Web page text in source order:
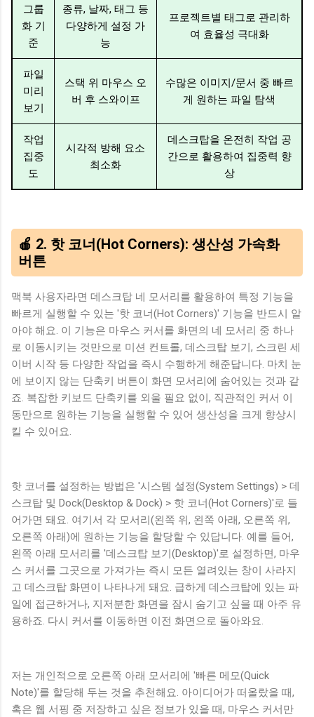
그룹
화 기
준
종류, 날짜, 태그 등
다양하게 설정 가
능
프로젝트별 태그로 관리하
여 효율성 극대화
파일
미리
보기
스택 위 마우스 오
버 후 스와이프
수많은 이미지/문서 중 빠르
게 원하는 파일 탐색
작업
집중
도
시각적 방해 요소
최소화
데스크탑을 온전히 작업 공
간으로 활용하여 집중력 향
상
🍎 2. 핫 코너(Hot Corners): 생산성 가속화
버튼
맥북 사용자라면 데스크탑 네 모서리를 활용하여 특정 기능을
빠르게 실행할 수 있는 '핫 코너(Hot Corners)' 기능을 반드시 알
아야 해요. 이 기능은 마우스 커서를 화면의 네 모서리 중 하나
로 이동시키는 것만으로 미션 컨트롤, 데스크탑 보기, 스크린 세
이버 시작 등 다양한 작업을 즉시 수행하게 해준답니다. 마치 눈
에 보이지 않는 단축키 버튼이 화면 모서리에 숨어있는 것과 같
죠. 복잡한 키보드 단축키를 외울 필요 없이, 직관적인 커서 이
동만으로 원하는 기능을 실행할 수 있어 생산성을 크게 향상시
킬 수 있어요.
핫 코너를 설정하는 방법은 '시스템 설정(System Settings) > 데
스크탑 및 Dock(Desktop & Dock) > 핫 코너(Hot Corners)'로 들
어가면 돼요. 여기서 각 모서리(왼쪽 위, 왼쪽 아래, 오른쪽 위,
오른쪽 아래)에 원하는 기능을 할당할 수 있답니다. 예를 들어,
왼쪽 아래 모서리를 '데스크탑 보기(Desktop)'로 설정하면, 마우
스 커서를 그곳으로 가져가는 즉시 모든 열려있는 창이 사라지
고 데스크탑 화면이 나타나게 돼요. 급하게 데스크탑에 있는 파
일에 접근하거나, 지저분한 화면을 잠시 숨기고 싶을 때 아주 유
용하죠. 다시 커서를 이동하면 이전 화면으로 돌아와요.
저는 개인적으로 오른쪽 아래 모서리에 '빠른 메모(Quick
Note)'를 할당해 두는 것을 추천해요. 아이디어가 떠올랐을 때,
혹은 웹 서핑 중 저장하고 싶은 정보가 있을 때, 마우스 커서만